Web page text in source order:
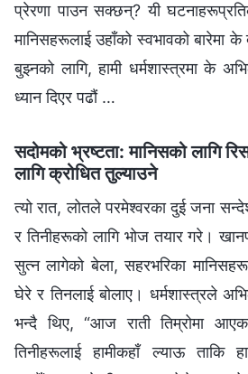
प्रेरणा पाउन सक्छन्? यी
मानिसहरूलाई उहाँको स्वभावको बारेमा
बुझ्‍नको लागि, हामी धर्मशास्‍त्रमा के
ध्यान दिएर पढौं …
सदोमको भ्रष्टता: मानिसको लागि
लागि क्रोधित तुल्याउने
त्यो रात, लोतले परमेश्‍वरका दुई जना
र तिनीहरूको लागि भोज तयार गरे।
सुत्‍न लागेको बेला, सहरभरिका
घेरे र तिनलाई बोलाए। धर्मशास्‍त्रले
भन्दै थिए, “आज राती तिम्रोमा
तिनीहरूलाई हामीकहाँ ल्याऊ ताकि